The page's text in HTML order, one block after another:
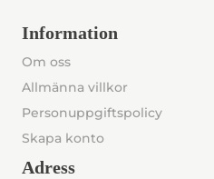
Information
Om oss
Allmänna villkor
Personuppgiftspolicy
Skapa konto
Adress